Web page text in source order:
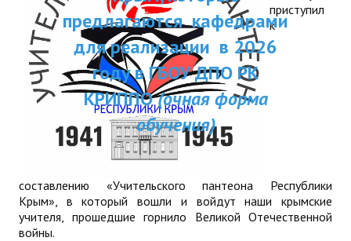
ДПО
Профессиональная переподготовка
Повышение квалификации
КОНТАКТЫ
ДПП ПК:
Актуальное
занятий
предлагаются кафедрами
для реализации в 2026
году в ГБОУ ДПО РК
КРИППО(очная форма
обучения)
приступил
к
составлению «Учительского пантеона Республики
Крым», в который вошли и войдут наши крымские
учителя, прошедшие горнило Великой Отечественной
войны.